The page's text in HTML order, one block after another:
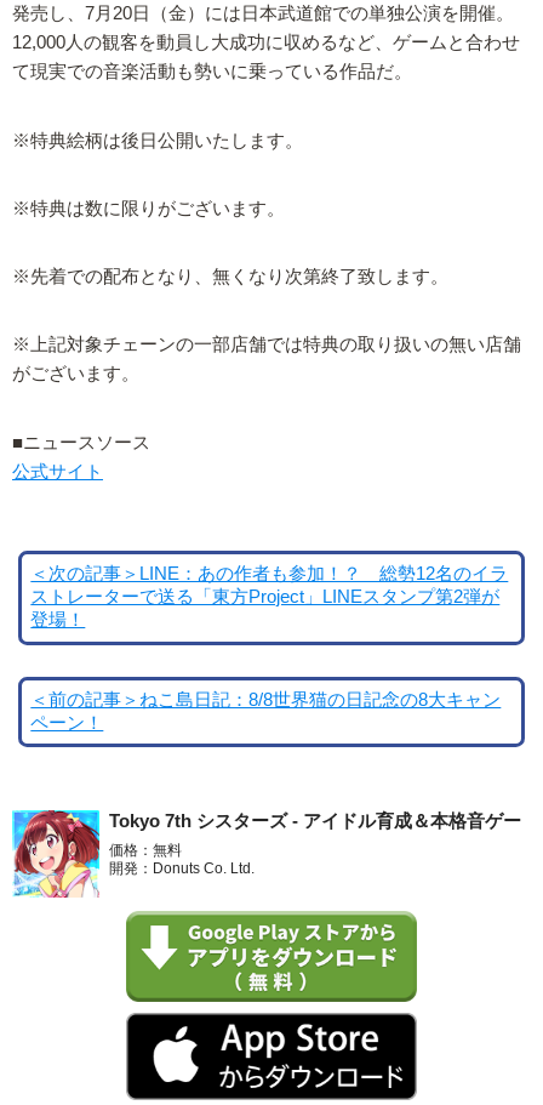
発売し、7月20日（金）には日本武道館での単独公演を開催。
12,000人の観客を動員し大成功に収めるなど、ゲームと合わせ
て現実での音楽活動も勢いに乗っている作品だ。
※特典絵柄は後日公開いたします。
※特典は数に限りがございます。
※先着での配布となり、無くなり次第終了致します。
※上記対象チェーンの一部店舗では特典の取り扱いの無い店舗
がございます。
■ニュースソース
公式サイト
＜次の記事＞LINE：あの作者も参加！？ 総勢12名のイラ
ストレーターで送る「東方Project」LINEスタンプ第2弾が
登場！
＜前の記事＞ねこ島日記：8/8世界猫の日記念の8大キャン
ペーン！
Tokyo 7th シスターズ - アイドル育成＆本格音ゲー
価格：無料
開発：Donuts Co. Ltd.